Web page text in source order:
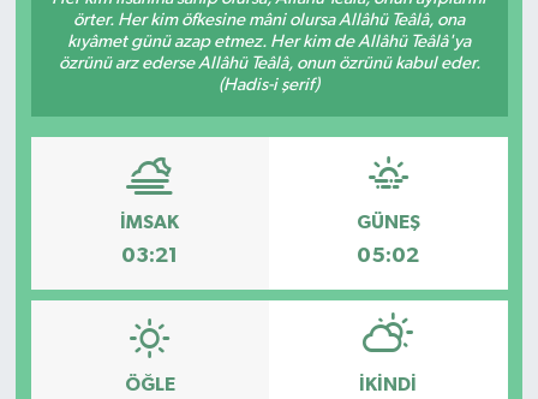
örter. Her kim öfkesine mâni olursa Allâhü Teâlâ, ona
kıyâmet günü azap etmez. Her kim de Allâhü Teâlâ'ya
özrünü arz ederse Allâhü Teâlâ, onun özrünü kabul eder.
(Hadis-i şerif)
İMSAK
03:21
GÜNEŞ
05:02
ÖĞLE İKINDI